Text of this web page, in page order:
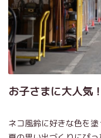
お子さまに大人気
ネコ風鈴に好きな色を